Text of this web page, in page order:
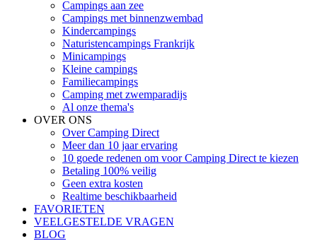
Campings aan zee
Campings met binnenzwembad
Kindercampings
Naturistencampings Frankrijk
Minicampings
Kleine campings
Familiecampings
Camping met zwemparadijs
Al onze thema's
OVER ONS
Over Camping Direct
Meer dan 10 jaar ervaring
10 goede redenen om voor Camping Direct te kiezen
Betaling 100% veilig
Geen extra kosten
Realtime beschikbaarheid
FAVORIETEN
VEELGESTELDE VRAGEN
BLOG